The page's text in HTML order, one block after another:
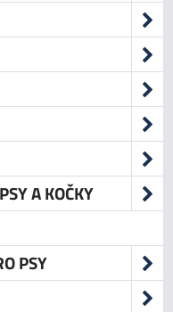
A KOČKY
PSY